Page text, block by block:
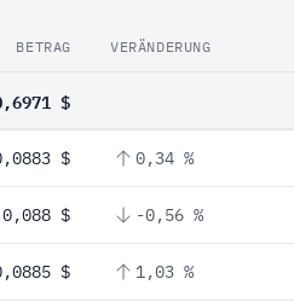
BETRAG VERÄNDERUNG
$
$ 0,34 %
0,088 $ -0,56 %
$ 1,03 %